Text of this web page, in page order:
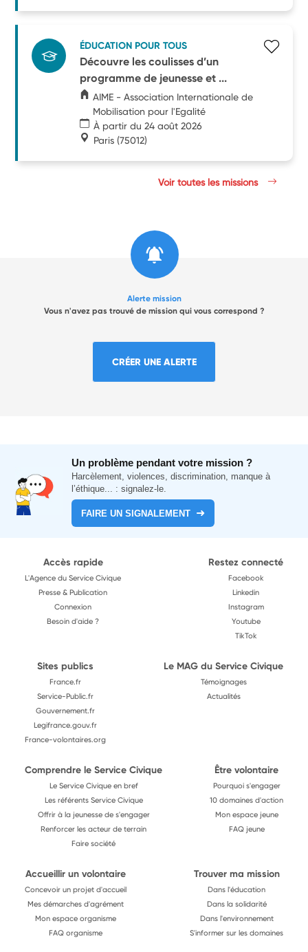
ÉDUCATION POUR TOUS
Découvre les coulisses d’un
programme de jeunesse et ...
AIME - Association Internationale de
Mobilisation pour l'Egalité
À partir du 24 août 2026
Paris (75012)
Voir toutes les missions
Alerte mission
Vous n'avez pas trouvé de mission qui vous correspond ?
CRÉER UNE ALERTE
Un problème pendant votre mission ?
Harcèlement, violences, discrimination, manque à
l’éthique... : signalez-le.
FAIRE UN SIGNALEMENT
Accès rapide
L'Agence du Service Civique
Presse & Publication
Connexion
Besoin d'aide ?
Restez connecté
Facebook
Linkedin
Instagram
Youtube
TikTok
Sites publics
France.fr
Service-Public.fr
Gouvernement.fr
Legifrance.gouv.fr
France-volontaires.org
Le MAG du Service Civique
Témoignages
Actualités
Comprendre le Service Civique
Le Service Civique en bref
Les référents Service Civique
Offrir à la jeunesse de s'engager
Renforcer les acteur de terrain
Faire société
Être volontaire
Pourquoi s'engager
10 domaines d'action
Mon espace jeune
FAQ jeune
Accueillir un volontaire
Concevoir un projet d'accueil
Mes démarches d'agrément
Mon espace organisme
FAQ organisme
Trouver ma mission
Dans l'éducation
Dans la solidarité
Dans l'environnement
S'informer sur les domaines